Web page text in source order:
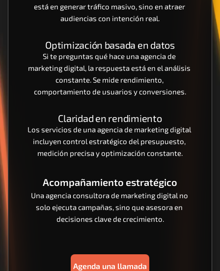
está en generar tráfico masivo, sino en atraer
audiencias con intención real.
Optimización basada en datos
Si te preguntas qué hace una agencia de
marketing digital, la respuesta está en el análisis
constante. Se mide rendimiento,
comportamiento de usuarios y conversiones.
Claridad en rendimiento
Los servicios de una agencia de marketing digital
incluyen control estratégico del presupuesto,
medición precisa y optimización constante.
Acompañamiento estratégico
Una agencia consultora de marketing digital no
solo ejecuta campañas, sino que asesora en
decisiones clave de crecimiento.
Agenda una llamada